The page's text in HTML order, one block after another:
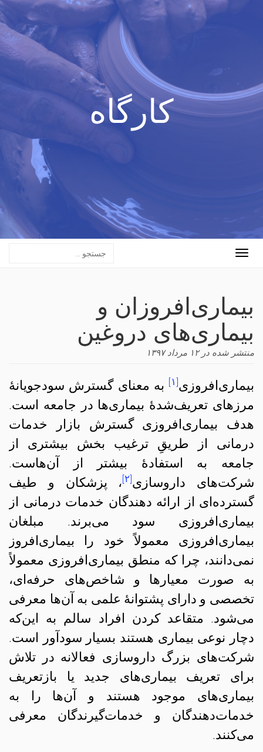
کارگاه
Toggle
بیماری‌افروزان و
بیماری‌های دروغین
منتشر شده در۱۲ مرداد ۱۳۹۷
بیماری‌افروزی[۱] به معنای گسترش سودجویانهٔ
مرزهای تعریف‌شدهٔ بیماری‌ها در جامعه است.
هدف بیماری‌افروزی گسترش بازار خدمات
درمانی از طریقِ ترغیب بخش بیشتری از
جامعه به استفادهٔ بیشتر از آن‌هاست.
شرکت‌های داروسازی[۲]، پزشکان و طیف
گسترده‌ای از ارائه دهندگان خدمات درمانی از
بیماری‌افروزی سود می‌برند. مبلغان
بیماری‌افروزی معمولاً خود را بیماری‌افروز
نمی‌دانند، چرا که منطق بیماری‌افروزی معمولاً
به صورت معیارها و شاخص‌های حرفه‌ای،
تخصصی و دارای پشتوانهٔ علمی به آن‌ها معرفی
می‌شود. متقاعد کردن افراد سالم به این‌که
دچار نوعی بیماری هستند بسیار سودآور است.
شرکت‌های بزرگ داروسازی فعالانه در تلاش
برای تعریف بیماری‌های جدید یا بازتعریف
بیماری‌های موجود هستند و آن‌ها را به
خدمات‌دهندگان و خدمات‌گیرندگان معرفی
می‌کنند.